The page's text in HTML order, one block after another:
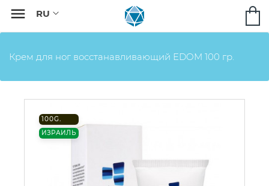

Крем для ног восстанавливающий EDOM 100 гр.
100G.
ИЗРАИЛЬ